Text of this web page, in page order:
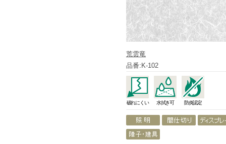
荒雲竜
品番:K-102
破れにくい 水拭き可 防炎認定